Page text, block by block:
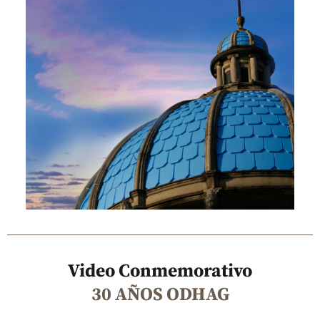
Video Conmemorativo
30 AÑOS ODHAG